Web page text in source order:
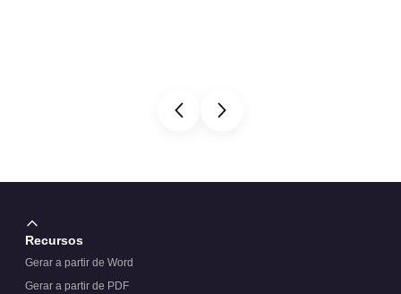
Recursos
Gerar a partir de Word
Gerar a partir de PDF